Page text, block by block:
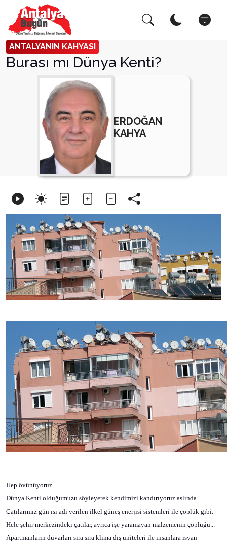
ANTALYANIN KAHYASI
Burası mı Dünya Kenti?
ERDOĞAN
KAHYA
Hep övünüyoruz.
Dünya Kenti olduğumuzu söyleyerek kendimizi kandırıyoruz aslında.
Çatılarımız gün ısı adı verilen ilkel güneş enerjisi sistemleri ile çöplük gibi.
Hele şehir merkezindeki çatılar, ayrıca işe yaramayan malzemenin çöplüğü...
Apartmanların duvarları sıra sıra klima dış üniteleri ile insanlara isyan
Arama Yap!